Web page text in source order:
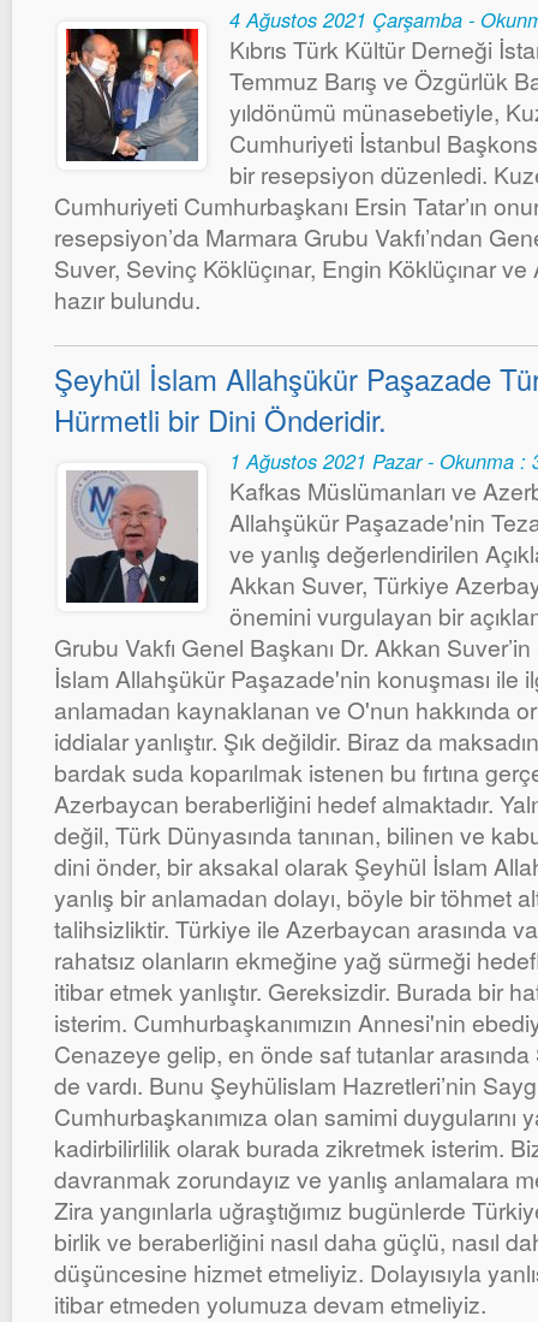
4 Ağustos 2021 Çarşamba -
Kıbrıs Türk Kültür Derneği
Temmuz Barış ve Özgürlük
yıldönümü münasebetiyle,
Cumhuriyeti İstanbul
bir resepsiyon düzenledi.
Cumhuriyeti Cumhurbaşkanı Ersin Tatar’ın
resepsiyon’da Marmara Grubu Vakfı’ndan
Suver, Sevinç Köklüçınar, Engin Köklüçınar
hazır bulundu.
Şeyhül İslam Allahşükür Paşazade
Hürmetli bir Dini Önderidir.
1 Ağustos 2021 Pazar - Okunma :
Kafkas Müslümanları ve
Allahşükür Paşazade'nin
ve yanlış değerlendirilen
Akkan Suver, Türkiye
önemini vurgulayan bir
Grubu Vakfı Genel Başkanı Dr. Akkan
İslam Allahşükür Paşazade'nin konuşması ile
anlamadan kaynaklanan ve O'nun hakkında
iddialar yanlıştır. Şık değildir. Biraz da
bardak suda koparılmak istenen bu fırtına
Azerbaycan beraberliğini hedef almaktadır.
değil, Türk Dünyasında tanınan, bilinen ve
dini önder, bir aksakal olarak Şeyhül İslam
yanlış bir anlamadan dolayı, böyle bir töhmet
talihsizliktir. Türkiye ile Azerbaycan arasında
rahatsız olanların ekmeğine yağ sürmeği
itibar etmek yanlıştır. Gereksizdir. Burada bir
isterim. Cumhurbaşkanımızın Annesi'nin
Cenazeye gelip, en önde saf tutanlar
de vardı. Bunu Şeyhülislam Hazretleri’nin
Cumhurbaşkanımıza olan samimi duygularını
kadirbilirlilik olarak burada zikretmek isterim.
davranmak zorundayız ve yanlış anlamalara
Zira yangınlarla uğraştığımız bugünlerde
birlik ve beraberliğini nasıl daha güçlü, nasıl
düşüncesine hizmet etmeliyiz. Dolayısıyla
itibar etmeden yolumuza devam etmeliyiz.